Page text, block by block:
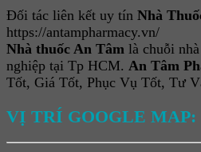
Đối tác liên kết uy tín Nhà
https://antampharmacy.vn/
Nhà thuốc An Tâm là chuỗi
nghiệp tại Tp HCM. An Tâm
Tốt, Giá Tốt, Phục Vụ Tốt, Tư
VỊ TRÍ GOOGLE MAP: